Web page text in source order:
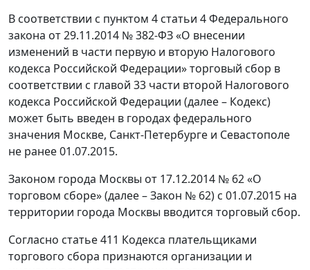
В соответствии с пунктом 4 статьи 4 Федерального
закона от 29.11.2014 № 382-ФЗ «О внесении
изменений в части первую и вторую Налогового
кодекса Российской Федерации» торговый сбор в
соответствии с главой 33 части второй Налогового
кодекса Российской Федерации (далее – Кодекс)
может быть введен в городах федерального
значения Москве, Санкт-Петербурге и Севастополе
не ранее 01.07.2015.
Законом города Москвы от 17.12.2014 № 62 «О
торговом сборе» (далее – Закон № 62) с 01.07.2015 на
территории города Москвы вводится торговый сбор.
Согласно статье 411 Кодекса плательщиками
торгового сбора признаются организации и